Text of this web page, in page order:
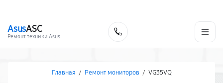
AsusASC
Ремонт техники Asus
Главная / Ремонт мониторов / VG35VQ